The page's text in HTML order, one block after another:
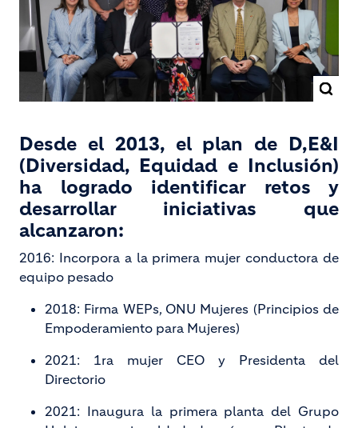
Desde el 2013, el plan de D,E&I
(Diversidad, Equidad e Inclusión)
ha logrado identificar retos y
desarrollar iniciativas que
alcanzaron:
2016: Incorpora a la primera mujer conductora de
equipo pesado
2018: Firma WEPs, ONU Mujeres (Principios de
Empoderamiento para Mujeres)
2021: 1ra mujer CEO y Presidenta del
Directorio
2021: Inaugura la primera planta del Grupo